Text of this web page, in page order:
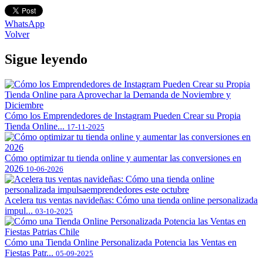
WhatsApp
Volver
Sigue leyendo
Cómo los Emprendedores de Instagram Pueden Crear su Propia
Tienda Online... 17-11-2025
Cómo optimizar tu tienda online y aumentar las conversiones en
2026 10-06-2026
Acelera tus ventas navideñas: Cómo una tienda online personalizada
impul... 03-10-2025
Cómo una Tienda Online Personalizada Potencia las Ventas en
Fiestas Patr... 05-09-2025